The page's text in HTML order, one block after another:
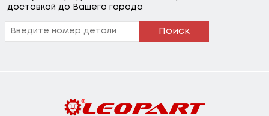
доставкой до Вашего города
Поиск